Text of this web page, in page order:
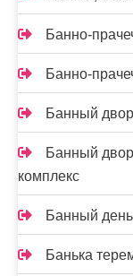
Банно-
Банно-
Банный
Банный
комплекс
Банный
Банька